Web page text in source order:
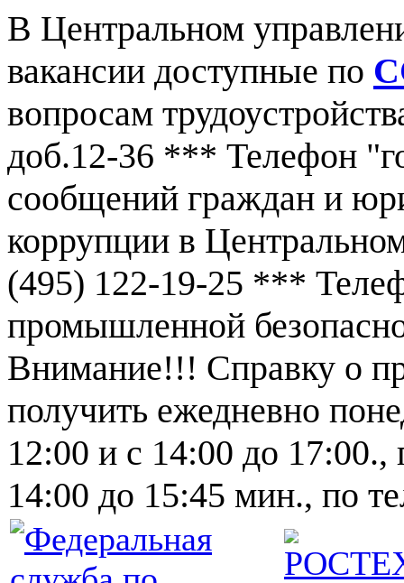
В Центральном
вакансии доступные по
вопросам
доб.12-36 *** Телефон
сообщений граждан и
коррупции в
(495) 122-19-25 ***
промышленной
Внимание!!! Справку о
получить ежедневно
12:00 и с 14:00 до 17:00.,
14:00 до 15:45 мин., по